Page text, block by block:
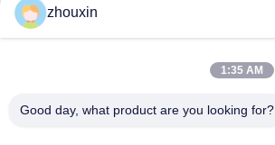
zhouxin
1:35 AM
Good day, what product are you looking for?